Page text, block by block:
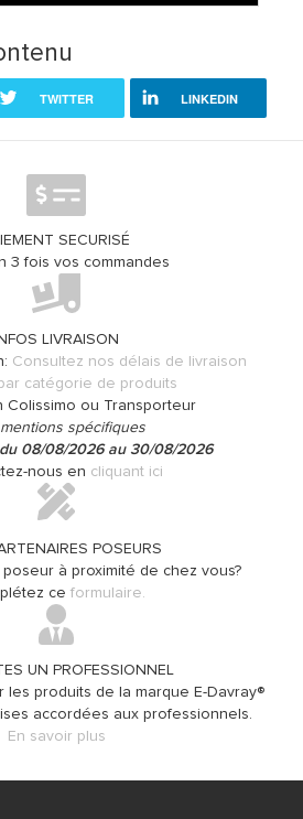
TWITTER LINKEDIN
SECURISÉ
3 fois vos commandes
LIVRAISON
Consultez nos délais de livraison
catégorie de produits
Colissimo ou Transporteur
spécifiques
08/08/2026 au 30/08/2026
nous en cliquant ici
POSEURS
à proximité de chez vous?
ce formulaire.
UN PROFESSIONNEL
les produits de la marque E-Davray®
accordées aux professionnels.
En savoir plus